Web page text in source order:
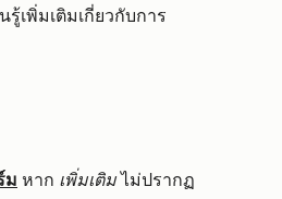
รู้เพิ่มเติมเกี่ยวกับการ
ม หาก เพิ่มเติมไม่ปรากฏ